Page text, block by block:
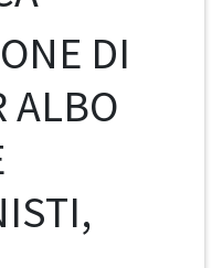
DI
ALBO